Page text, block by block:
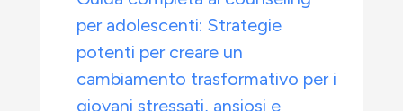
per adolescenti: Strategie
potenti per creare un
cambiamento trasformativo per i
giovani stressati, ansiosi e